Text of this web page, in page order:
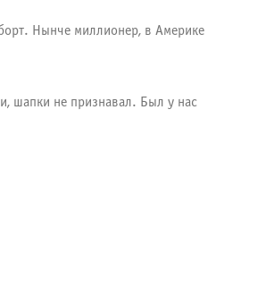
Нынче миллионер, в Америке
шапки не признавал. Был у нас